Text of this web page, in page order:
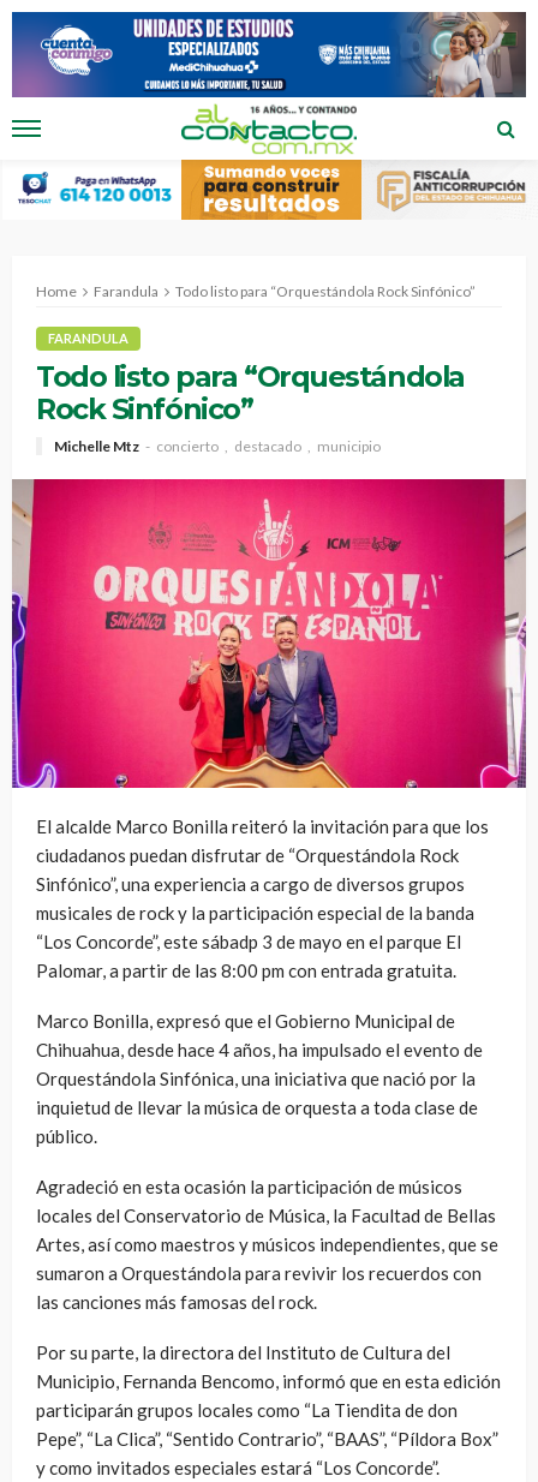
Home Farandula Todo listo para “Orquestándola Rock Sinfónico”
FARANDULA
Todo listo para “Orquestándola
Rock Sinfónico”
Michelle Mtz concierto destacado municipio
El alcalde Marco Bonilla reiteró la invitación para que los
ciudadanos puedan disfrutar de “Orquestándola Rock
Sinfónico”, una experiencia a cargo de diversos grupos
musicales de rock y la participación especial de la banda
“Los Concorde”, este sábadp 3 de mayo en el parque El
Palomar, a partir de las 8:00 pm con entrada gratuita.
Marco Bonilla, expresó que el Gobierno Municipal de
Chihuahua, desde hace 4 años, ha impulsado el evento de
Orquestándola Sinfónica, una iniciativa que nació por la
inquietud de llevar la música de orquesta a toda clase de
público.
Agradeció en esta ocasión la participación de músicos
locales del Conservatorio de Música, la Facultad de Bellas
Artes, así como maestros y músicos independientes, que se
sumaron a Orquestándola para revivir los recuerdos con
las canciones más famosas del rock.
Por su parte, la directora del Instituto de Cultura del
Municipio, Fernanda Bencomo, informó que en esta edición
participarán grupos locales como “La Tiendita de don
Pepe”, “La Clica”, “Sentido Contrario”, “BAAS”, “Píldora Box”
y como invitados especiales estará “Los Concorde”.